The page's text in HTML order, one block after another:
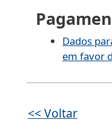
Dados
em favor
<< Voltar